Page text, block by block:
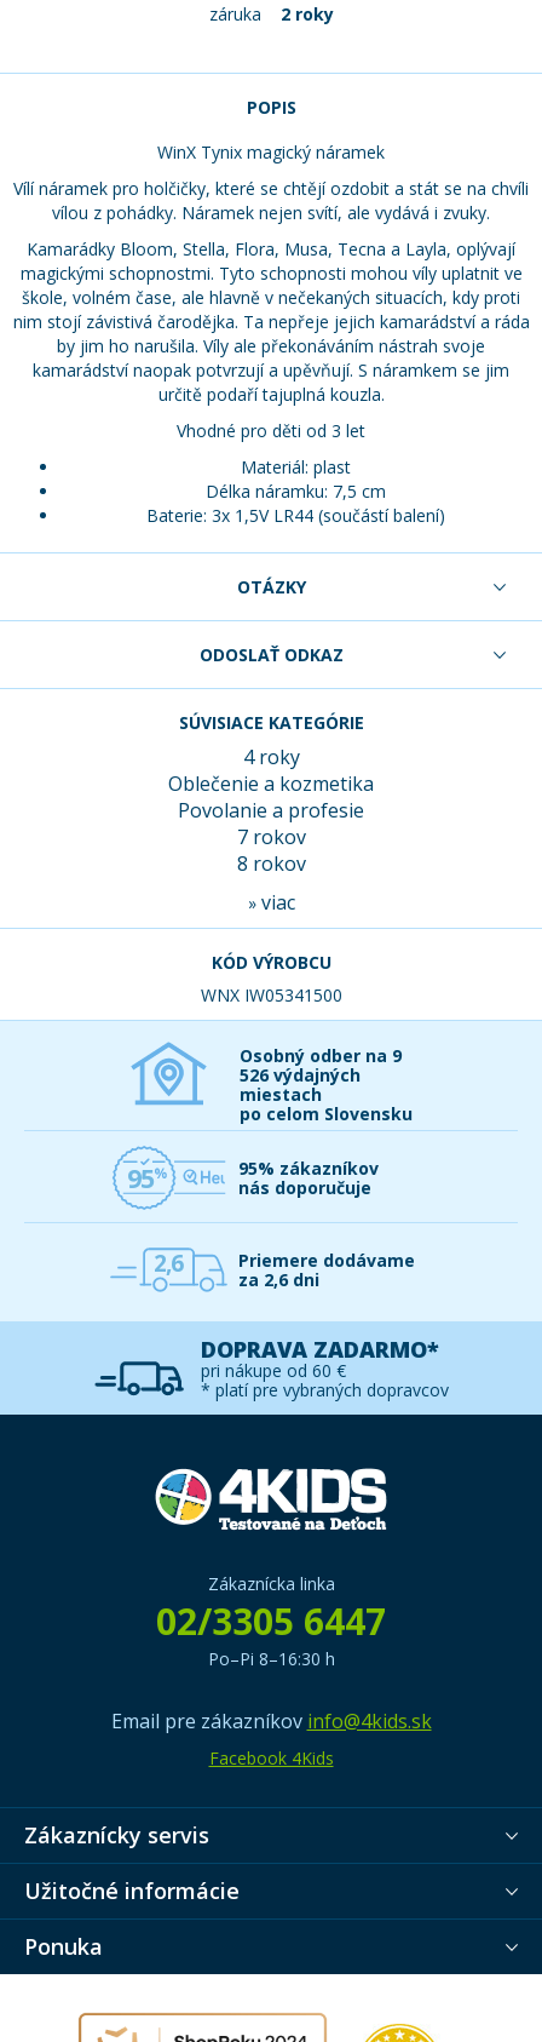
záruka
2 roky
POPIS
WinX Tynix magický náramek
Vílí náramek pro holčičky, které se chtějí ozdobit a stát se na chvíli
vílou z pohádky. Náramek nejen svítí, ale vydává i zvuky.
Kamarádky Bloom, Stella, Flora, Musa, Tecna a Layla, oplývají
magickými schopnostmi. Tyto schopnosti mohou víly uplatnit ve
škole, volném čase, ale hlavně v nečekaných situacích, kdy proti
nim stojí závistivá čarodějka. Ta nepřeje jejich kamarádství a ráda
by jim ho narušila. Víly ale překonáváním nástrah svoje
kamarádství naopak potvrzují a upěvňují. S náramkem se jim
určitě podaří tajuplná kouzla.
Vhodné pro děti od 3 let
Materiál: plast
Délka náramku: 7,5 cm
Baterie: 3x 1,5V LR44 (součástí balení)
OTÁZKY
ODOSLAŤ ODKAZ
SÚVISIACE KATEGÓRIE
4 roky
Oblečenie a kozmetika
Povolanie a profesie
7 rokov
8 rokov
» viac
KÓD VÝROBCU
WNX IW05341500
Osobný odber na 9
526 výdajných
miestach
po celom Slovensku
95
95% zákazníkov
nás doporučuje
2,6
Priemere dodávame
za 2,6 dni
DOPRAVA ZADARMO*
pri nákupe od 60 €
* platí pre vybraných dopravcov
Zákaznícka linka
02/3305 6447
Po–Pi 8–16:30 h
Email pre zákazníkov info@4kids.sk
Facebook 4Kids
Zákaznícky servis
Užitočné informácie
Ponuka